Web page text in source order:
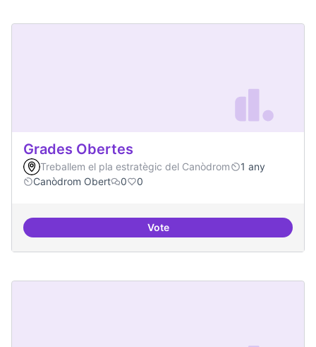
Grades Obertes
Treballem el pla estratègic del Canòdrom
1 any
Canòdrom Obert
0 0
VoteGrades Obertes